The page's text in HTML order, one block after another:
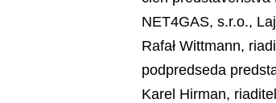
NET4GAS, s.r.o.,
Rafał Wittmann,
podpredseda
Karel Hirman,